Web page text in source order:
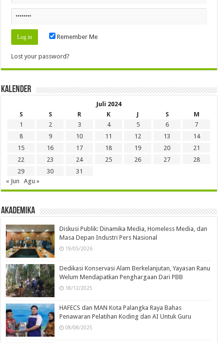
Remember Me
Lost your password?
Kalender
Juli 2024
S
S R K J S
M
1
2 3 4 5 6
7
8
9 10 11 12 13
14
15
16 17 18 19 20
21
22
23 24 25 26 27
28
29
30
31
« Jun
Agu »
Akademika
Diskusi Publik: Dinamika Media, Homeless Media, dan
Masa Depan Industri Pers Nasional
19/05/2026
Dedikasi Konservasi Alam Berkelanjutan, Yayasan Ranu
Welum Mendapatkan Penghargaan Dari PBB
18/12/2025
HAFECS dan MAN Kota Palangka Raya Bahas
Penawaran Pelatihan Koding dan AI Untuk Guru
08/08/2025